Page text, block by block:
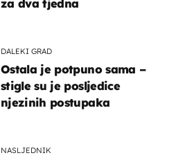
za dva tjedna
DALEKI GRAD
Ostala je potpuno sama –
stigle su je posljedice
njezinih postupaka
NASLJEDNIK